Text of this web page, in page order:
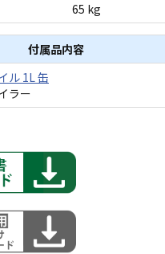
65 kg
付属品内容
ル 1L 缶
ラー